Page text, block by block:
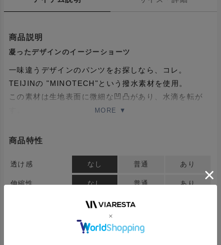
商品説明
凝ったデザインのイージーショーツ
一味違うデザインのパンツをお探しなら、コレ。
TEIJINの "MINOTECH"という撥水素材を使用。
この素材は生地表面に微細な凹凸があり、水滴を転が
り、前ポケットは立体的なデザインにつながっている。
き。
JK-NB101 / AZATOGEとセットアップになる。
・MOUT RECON TAILOR
商品特性
透け感 なし 普通 あり
伸縮性 なし 普通 あり
薄手 普通
春